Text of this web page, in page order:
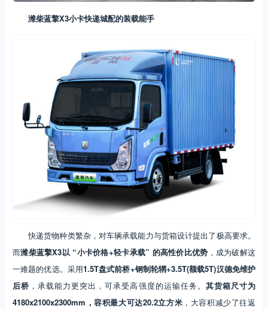
潍柴蓝擎X3小卡快递城配的装载能手
快递货物种类繁杂，对车辆承载能力与货箱设计提出了极高要求。
而潍柴蓝擎X3以 “小卡价格+轻卡承载” 的高性价比优势 ，成为破解这
一难题的优选。采用1.5T盘式前桥+钢制轮辋+3.5T(额载5T)汉德免维护
后桥 ，承载能力更突出，可承受高强度的运输任务。 其货箱尺寸为
4180x2100x2300mm，容积最大可达20.2立方米 ，大容积减少了往返